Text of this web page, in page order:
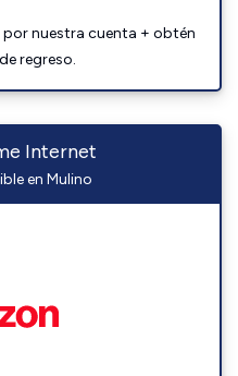
por nuestra cuenta + obtén
regreso.
Internet
en Mulino